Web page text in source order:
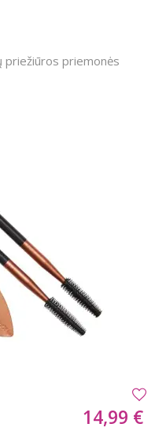
priežiūros priemonės
14,99 €